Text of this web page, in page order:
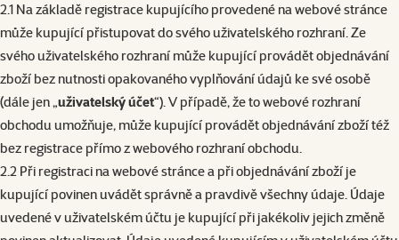
2.1 Na základě registrace kupujícího provedené na webové stránce
může kupující přistupovat do svého uživatelského rozhraní. Ze
svého uživatelského rozhraní může kupující provádět objednávání
zboží bez nutnosti opakovaného vyplňování údajů ke své osobě
(dále jen „uživatelský účet“). V případě, že to webové rozhraní
obchodu umožňuje, může kupující provádět objednávání zboží též
bez registrace přímo z webového rozhraní obchodu.
2.2 Při registraci na webové stránce a při objednávání zboží je
kupující povinen uvádět správně a pravdivě všechny údaje. Údaje
uvedené v uživatelském účtu je kupující při jakékoliv jejich změně